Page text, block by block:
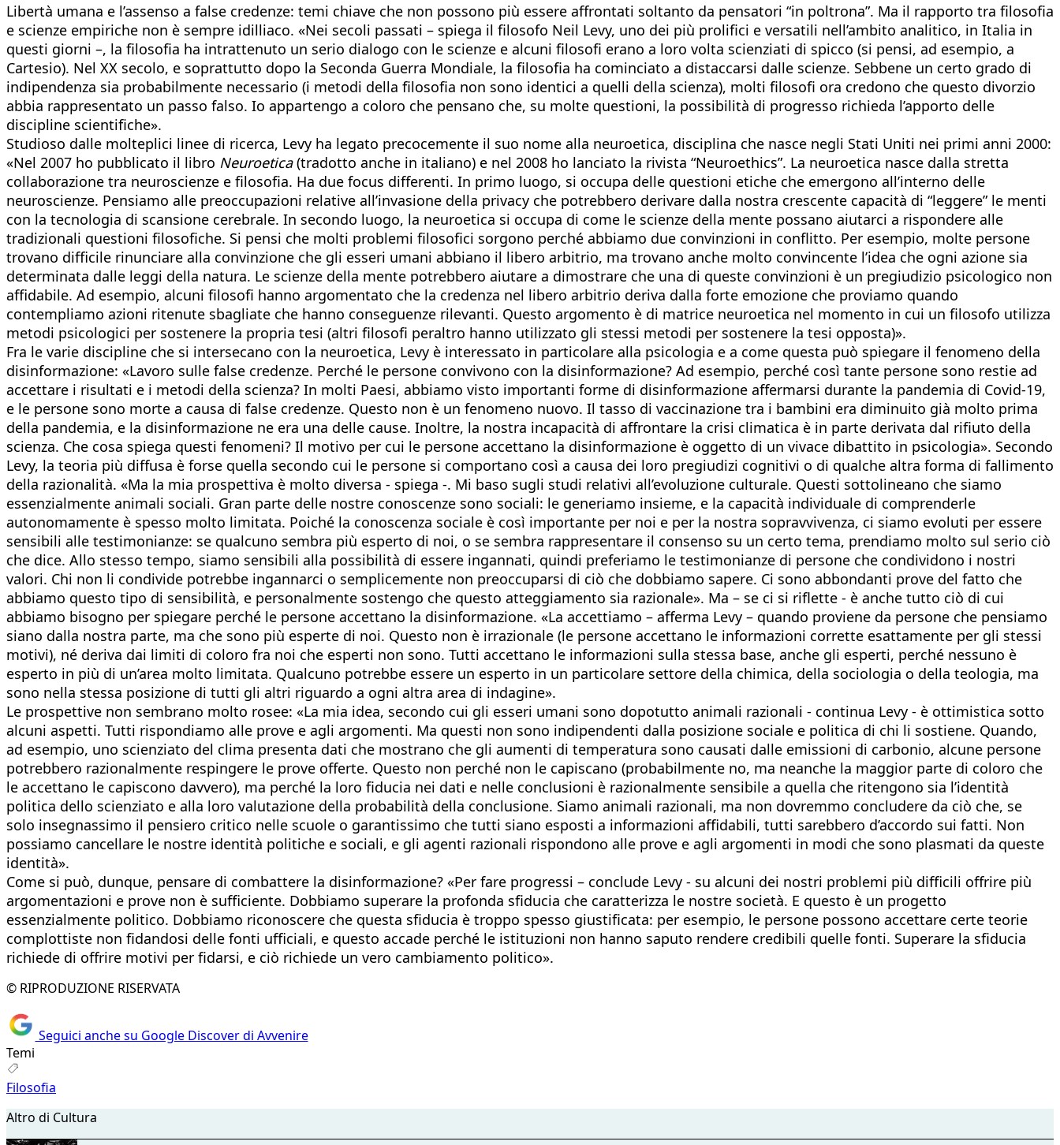
Libertà umana e l’assenso a false credenze: temi chiave che non possono più essere affrontati soltanto da pensatori “in poltrona”. Ma il rapporto tra filosofia
e scienze empiriche non è sempre idilliaco. «Nei secoli passati – spiega il filosofo Neil Levy, uno dei più prolifici e versatili nell’ambito analitico, in Italia in
questi giorni –, la filosofia ha intrattenuto un serio dialogo con le scienze e alcuni filosofi erano a loro volta scienziati di spicco (si pensi, ad esempio, a
Cartesio). Nel XX secolo, e soprattutto dopo la Seconda Guerra Mondiale, la filosofia ha cominciato a distaccarsi dalle scienze. Sebbene un certo grado di
indipendenza sia probabilmente necessario (i metodi della filosofia non sono identici a quelli della scienza), molti filosofi ora credono che questo divorzio
abbia rappresentato un passo falso. Io appartengo a coloro che pensano che, su molte questioni, la possibilità di progresso richieda l’apporto delle
discipline scientifiche».
Studioso dalle molteplici linee di ricerca, Levy ha legato precocemente il suo nome alla neuroetica, disciplina che nasce negli Stati Uniti nei primi anni 2000:
«Nel 2007 ho pubblicato il libro Neuroetica(tradotto anche in italiano) e nel 2008 ho lanciato la rivista “Neuroethics”. La neuroetica nasce dalla stretta
collaborazione tra neuroscienze e filosofia. Ha due focus differenti. In primo luogo, si occupa delle questioni etiche che emergono all’interno delle
neuroscienze. Pensiamo alle preoccupazioni relative all’invasione della privacy che potrebbero derivare dalla nostra crescente capacità di “leggere” le menti
con la tecnologia di scansione cerebrale. In secondo luogo, la neuroetica si occupa di come le scienze della mente possano aiutarci a rispondere alle
tradizionali questioni filosofiche. Si pensi che molti problemi filosofici sorgono perché abbiamo due convinzioni in conflitto. Per esempio, molte persone
trovano difficile rinunciare alla convinzione che gli esseri umani abbiano il libero arbitrio, ma trovano anche molto convincente l’idea che ogni azione sia
determinata dalle leggi della natura. Le scienze della mente potrebbero aiutare a dimostrare che una di queste convinzioni è un pregiudizio psicologico non
affidabile. Ad esempio, alcuni filosofi hanno argomentato che la credenza nel libero arbitrio deriva dalla forte emozione che proviamo quando
contempliamo azioni ritenute sbagliate che hanno conseguenze rilevanti. Questo argomento è di matrice neuroetica nel momento in cui un filosofo utilizza
metodi psicologici per sostenere la propria tesi (altri filosofi peraltro hanno utilizzato gli stessi metodi per sostenere la tesi opposta)».
Fra le varie discipline che si intersecano con la neuroetica, Levy è interessato in particolare alla psicologia e a come questa può spiegare il fenomeno della
disinformazione: «Lavoro sulle false credenze. Perché le persone convivono con la disinformazione? Ad esempio, perché così tante persone sono restie ad
accettare i risultati e i metodi della scienza? In molti Paesi, abbiamo visto importanti forme di disinformazione affermarsi durante la pandemia di Covid-19,
e le persone sono morte a causa di false credenze. Questo non è un fenomeno nuovo. Il tasso di vaccinazione tra i bambini era diminuito già molto prima
della pandemia, e la disinformazione ne era una delle cause. Inoltre, la nostra incapacità di affrontare la crisi climatica è in parte derivata dal rifiuto della
scienza. Che cosa spiega questi fenomeni? Il motivo per cui le persone accettano la disinformazione è oggetto di un vivace dibattito in psicologia». Secondo
Levy, la teoria più diffusa è forse quella secondo cui le persone si comportano così a causa dei loro pregiudizi cognitivi o di qualche altra forma di fallimento
della razionalità. «Ma la mia prospettiva è molto diversa - spiega -. Mi baso sugli studi relativi all’evoluzione culturale. Questi sottolineano che siamo
essenzialmente animali sociali. Gran parte delle nostre conoscenze sono sociali: le generiamo insieme, e la capacità individuale di comprenderle
autonomamente è spesso molto limitata. Poiché la conoscenza sociale è così importante per noi e per la nostra sopravvivenza, ci siamo evoluti per essere
sensibili alle testimonianze: se qualcuno sembra più esperto di noi, o se sembra rappresentare il consenso su un certo tema, prendiamo molto sul serio ciò
che dice. Allo stesso tempo, siamo sensibili alla possibilità di essere ingannati, quindi preferiamo le testimonianze di persone che condividono i nostri
valori. Chi non li condivide potrebbe ingannarci o semplicemente non preoccuparsi di ciò che dobbiamo sapere. Ci sono abbondanti prove del fatto che
abbiamo questo tipo di sensibilità, e personalmente sostengo che questo atteggiamento sia razionale». Ma – se ci si riflette - è anche tutto ciò di cui
abbiamo bisogno per spiegare perché le persone accettano la disinformazione. «La accettiamo – afferma Levy – quando proviene da persone che pensiamo
siano dalla nostra parte, ma che sono più esperte di noi. Questo non è irrazionale (le persone accettano le informazioni corrette esattamente per gli stessi
motivi), né deriva dai limiti di coloro fra noi che esperti non sono. Tutti accettano le informazioni sulla stessa base, anche gli esperti, perché nessuno è
esperto in più di un’area molto limitata. Qualcuno potrebbe essere un esperto in un particolare settore della chimica, della sociologia o della teologia, ma
sono nella stessa posizione di tutti gli altri riguardo a ogni altra area di indagine».
Le prospettive non sembrano molto rosee: «La mia idea, secondo cui gli esseri umani sono dopotutto animali razionali - continua Levy - è ottimistica sotto
alcuni aspetti. Tutti rispondiamo alle prove e agli argomenti. Ma questi non sono indipendenti dalla posizione sociale e politica di chi li sostiene. Quando,
ad esempio, uno scienziato del clima presenta dati che mostrano che gli aumenti di temperatura sono causati dalle emissioni di carbonio, alcune persone
potrebbero razionalmente respingere le prove offerte. Questo non perché non le capiscano (probabilmente no, ma neanche la maggior parte di coloro che
le accettano le capiscono davvero), ma perché la loro fiducia nei dati e nelle conclusioni è razionalmente sensibile a quella che ritengono sia l’identità
politica dello scienziato e alla loro valutazione della probabilità della conclusione. Siamo animali razionali, ma non dovremmo concludere da ciò che, se
solo insegnassimo il pensiero critico nelle scuole o garantissimo che tutti siano esposti a informazioni affidabili, tutti sarebbero d’accordo sui fatti. Non
possiamo cancellare le nostre identità politiche e sociali, e gli agenti razionali rispondono alle prove e agli argomenti in modi che sono plasmati da queste
identità».
Come si può, dunque, pensare di combattere la disinformazione? «Per fare progressi – conclude Levy - su alcuni dei nostri problemi più difficili offrire più
argomentazioni e prove non è sufficiente. Dobbiamo superare la profonda sfiducia che caratterizza le nostre società. E questo è un progetto
essenzialmente politico. Dobbiamo riconoscere che questa sfiducia è troppo spesso giustificata: per esempio, le persone possono accettare certe teorie
complottiste non fidandosi delle fonti ufficiali, e questo accade perché le istituzioni non hanno saputo rendere credibili quelle fonti. Superare la sfiducia
richiede di offrire motivi per fidarsi, e ciò richiede un vero cambiamento politico».
© RIPRODUZIONE RISERVATA
Seguici anche su Google Discover di Avvenire
Temi
Filosofia
Altro di Cultura